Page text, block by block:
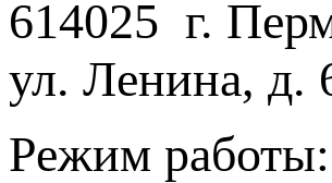
614025 г.
ул. Ленина, д.
Режим